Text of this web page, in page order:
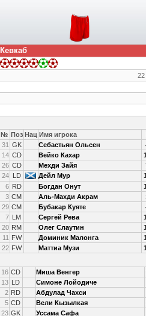
Кевкаб
22
№ Поз Нац Имя игрока
31 GK Себастьян Ольсен
14 CD Вейко Кахар
26 CD Мехди Зайя
24 LD Дейл Мур
6 RD Богдан Онут
3 CM Аль-Махди Акрам
29 CM Бубакар Куяте
7 LM Сергей Рева
20 RM Олег Слаутин
11 FW Доминик Малонга
22 FW Маттиа Музи
16 CD Миша Венгер
13 LD Симоне Лойодиче
2 RD Абдулад Чахси
5 CD Вели Кызылкая
23 GK Уссама Сафа